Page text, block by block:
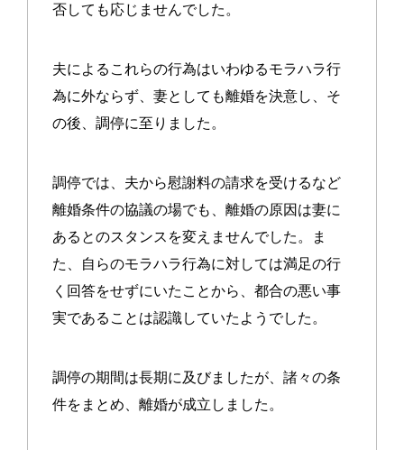
否しても応じませんでした。
夫によるこれらの行為はいわゆるモラハラ行
為に外ならず、妻としても離婚を決意し、そ
の後、調停に至りました。
調停では、夫から慰謝料の請求を受けるなど
離婚条件の協議の場でも、離婚の原因は妻に
あるとのスタンスを変えませんでした。ま
た、自らのモラハラ行為に対しては満足の行
く回答をせずにいたことから、都合の悪い事
実であることは認識していたようでした。
調停の期間は長期に及びましたが、諸々の条
件をまとめ、離婚が成立しました。